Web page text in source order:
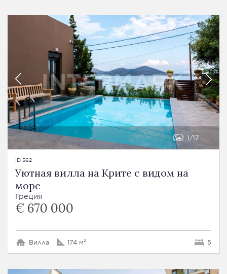
1 17
ID 562
Уютная вилла на Крите с видом на
море
Греция
€ 670 000
Вилла 174 м² 5